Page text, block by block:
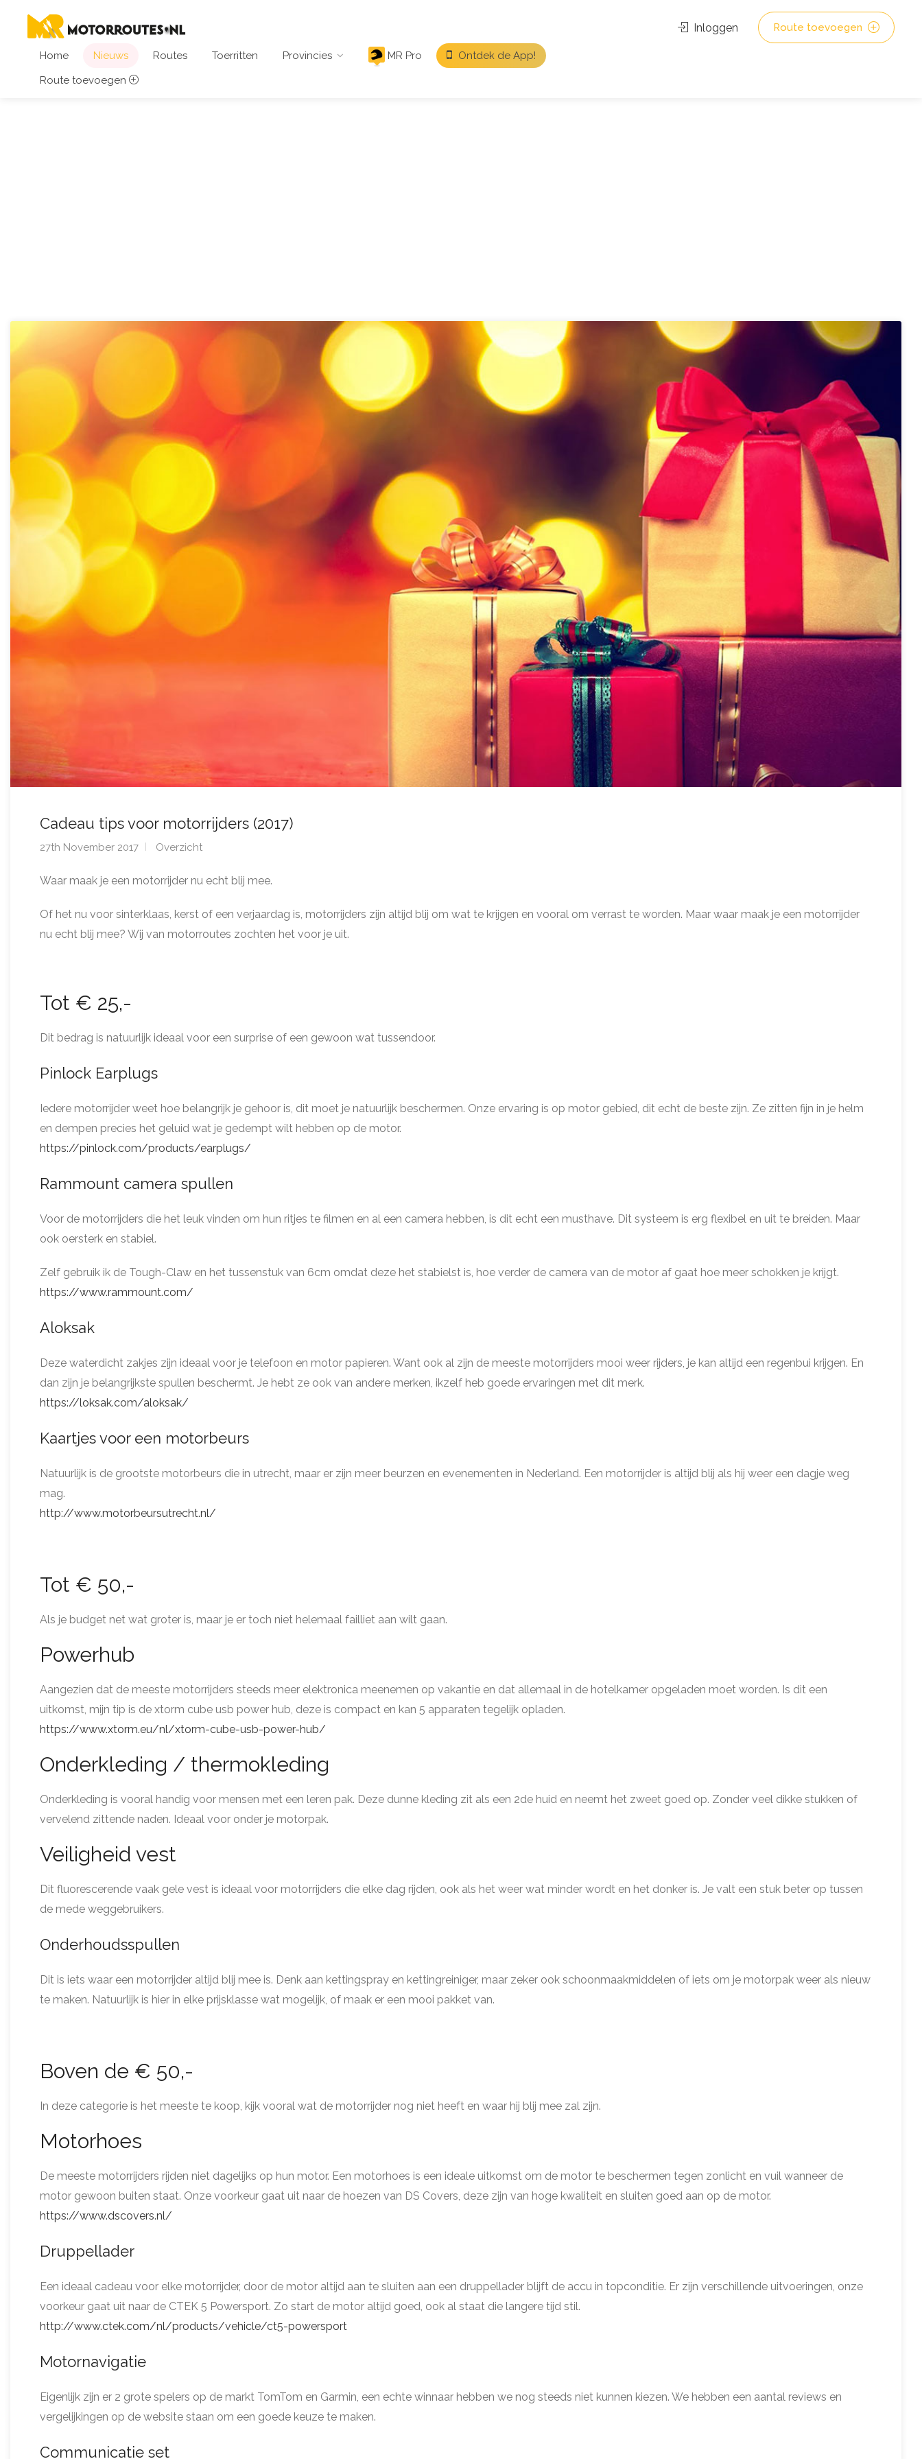
Home Nieuws Routes Toerritten Provincies MR Pro
Ontdek de App!
Route toevoegen
Inloggen Route toevoegen
Cadeau tips voor motorrijders (2017)
27th November 2017 Overzicht
Waar maak je een motorrijder nu echt blij mee.
Of het nu voor sinterklaas, kerst of een verjaardag is, motorrijders zijn altijd blij om wat te krijgen en vooral om verrast te worden. Maar waar maak je een motorrijder
nu echt blij mee? Wij van motorroutes zochten het voor je uit.
Tot € 25,-
Dit bedrag is natuurlijk ideaal voor een surprise of een gewoon wat tussendoor.
Pinlock Earplugs
Iedere motorrijder weet hoe belangrijk je gehoor is, dit moet je natuurlijk beschermen. Onze ervaring is op motor gebied, dit echt de beste zijn. Ze zitten fijn in je helm
en dempen precies het geluid wat je gedempt wilt hebben op de motor.
https://pinlock.com/products/earplugs/
Rammount camera spullen
Voor de motorrijders die het leuk vinden om hun ritjes te filmen en al een camera hebben, is dit echt een musthave. Dit systeem is erg flexibel en uit te breiden. Maar
ook oersterk en stabiel.
Zelf gebruik ik de Tough-Claw en het tussenstuk van 6cm omdat deze het stabielst is, hoe verder de camera van de motor af gaat hoe meer schokken je krijgt.
https://www.rammount.com/
Aloksak
Deze waterdicht zakjes zijn ideaal voor je telefoon en motor papieren. Want ook al zijn de meeste motorrijders mooi weer rijders, je kan altijd een regenbui krijgen. En
dan zijn je belangrijkste spullen beschermt. Je hebt ze ook van andere merken, ikzelf heb goede ervaringen met dit merk.
https://loksak.com/aloksak/
Kaartjes voor een motorbeurs
Natuurlijk is de grootste motorbeurs die in utrecht, maar er zijn meer beurzen en evenementen in Nederland. Een motorrijder is altijd blij als hij weer een dagje weg
mag.
http://www.motorbeursutrecht.nl/
Tot € 50,-
Als je budget net wat groter is, maar je er toch niet helemaal failliet aan wilt gaan.
Powerhub
Aangezien dat de meeste motorrijders steeds meer elektronica meenemen op vakantie en dat allemaal in de hotelkamer opgeladen moet worden. Is dit een
uitkomst, mijn tip is de xtorm cube usb power hub, deze is compact en kan 5 apparaten tegelijk opladen.
https://www.xtorm.eu/nl/xtorm-cube-usb-power-hub/
Onderkleding / thermokleding
Onderkleding is vooral handig voor mensen met een leren pak. Deze dunne kleding zit als een 2de huid en neemt het zweet goed op. Zonder veel dikke stukken of
vervelend zittende naden. Ideaal voor onder je motorpak.
Veiligheid vest
Dit fluorescerende vaak gele vest is ideaal voor motorrijders die elke dag rijden, ook als het weer wat minder wordt en het donker is. Je valt een stuk beter op tussen
de mede weggebruikers.
Onderhoudsspullen
Dit is iets waar een motorrijder altijd blij mee is. Denk aan kettingspray en kettingreiniger, maar zeker ook schoonmaakmiddelen of iets om je motorpak weer als nieuw
te maken. Natuurlijk is hier in elke prijsklasse wat mogelijk, of maak er een mooi pakket van.
Boven de € 50,-
In deze categorie is het meeste te koop, kijk vooral wat de motorrijder nog niet heeft en waar hij blij mee zal zijn.
Motorhoes
De meeste motorrijders rijden niet dagelijks op hun motor. Een motorhoes is een ideale uitkomst om de motor te beschermen tegen zonlicht en vuil wanneer de
motor gewoon buiten staat. Onze voorkeur gaat uit naar de hoezen van DS Covers, deze zijn van hoge kwaliteit en sluiten goed aan op de motor.
https://www.dscovers.nl/
Druppellader
Een ideaal cadeau voor elke motorrijder, door de motor altijd aan te sluiten aan een druppellader blijft de accu in topconditie. Er zijn verschillende uitvoeringen, onze
voorkeur gaat uit naar de CTEK 5 Powersport. Zo start de motor altijd goed, ook al staat die langere tijd stil.
http://www.ctek.com/nl/products/vehicle/ct5-powersport
Motornavigatie
Eigenlijk zijn er 2 grote spelers op de markt TomTom en Garmin, een echte winnaar hebben we nog steeds niet kunnen kiezen. We hebben een aantal reviews en
vergelijkingen op de website staan om een goede keuze te maken.
Communicatie set